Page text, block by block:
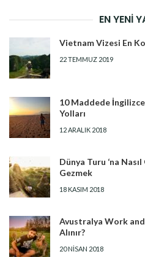
EN YENI
Vietnam Vizesi En
22 TEMMUZ 2019
10 Maddede
Yolları
12 ARALIK 2018
Dünya Turu ‘na Nasıl
Gezmek
18 KASIM 2018
Avustralya Work
Alınır?
20 NISAN 2018